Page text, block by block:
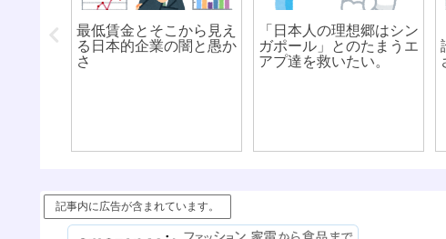
最低賃金とそこから見え
る日本的企業の闇と愚か
さ
「日本人の理想郷はシン
ガポール」とのたまうエ
アプ達を救いたい。
記事内に広告が含まれています。